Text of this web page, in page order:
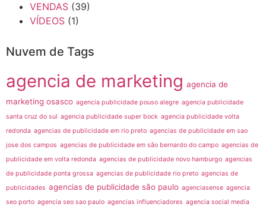
VENDAS (39)
VÍDEOS (1)
Nuvem de Tags
agencia de marketing agencia de
marketing osasco agencia publicidade pouso alegre agencia publicidade
santa cruz do sul agencia publicidade super bock agencia publicidade volta
redonda agencias de publicidade em rio preto agencias de publicidade em sao
jose dos campos agencias de publicidade em são bernardo do campo agencias de
publicidade em volta redonda agencias de publicidade novo hamburgo agencias
de publicidade ponta grossa agencias de publicidade rio preto agencias de
publicidades agencias de publicidade são paulo agenciasense agencia
seo porto agencia seo sao paulo agencias influenciadores agencia social media